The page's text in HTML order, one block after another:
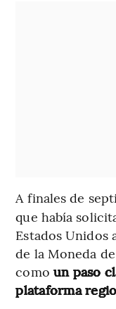
A finales de
que había
Estados
de la Moneda
como un paso
plataforma